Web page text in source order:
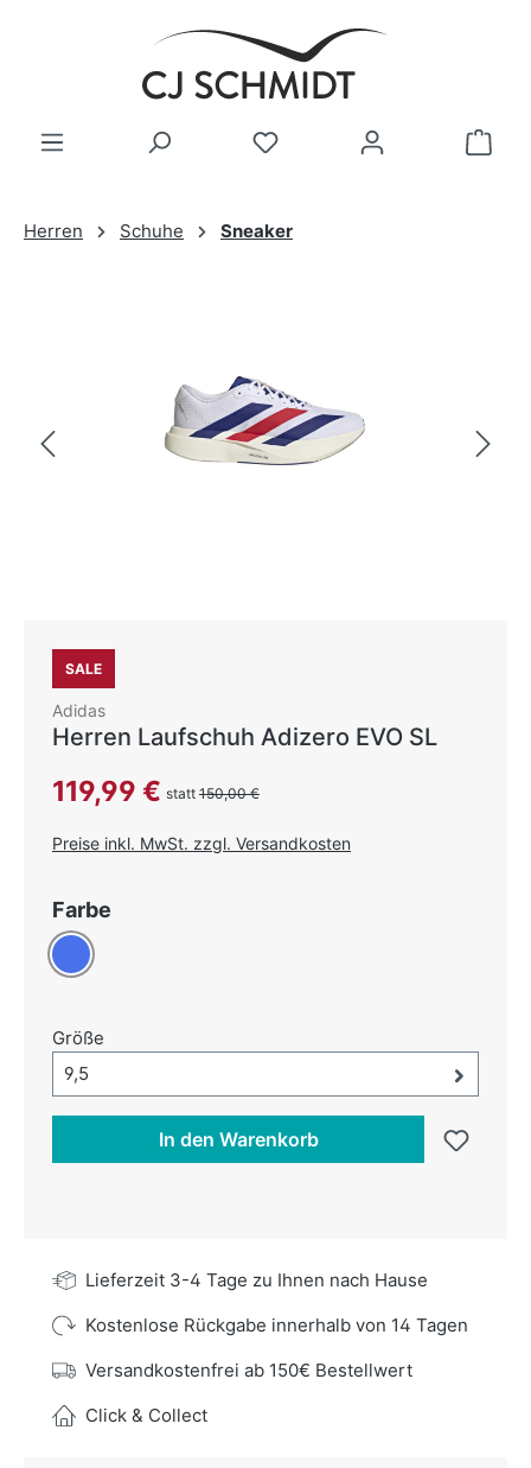
Zum Hauptinhalt springen
Herren Schuhe Sneaker
SALE
Adidas
Herren Laufschuh Adizero EVO SL
Verkaufspreis:
119,99 € statt 150,00 €
Preise inkl. MwSt. zzgl. Versandkosten
Farbe
Blau
Größe
Größe-Auswahl öffnen, aktuell ausgewählt:
9,5
In den Warenkorb
Lieferzeit 3-4 Tage zu Ihnen nach Hause
Kostenlose Rückgabe innerhalb von 14 Tagen
Versandkostenfrei ab 150€ Bestellwert
Click & Collect